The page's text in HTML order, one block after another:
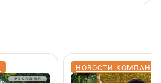
НОВОСТИ